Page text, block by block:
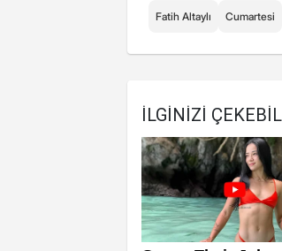
Fatih Altaylı Cumartesi